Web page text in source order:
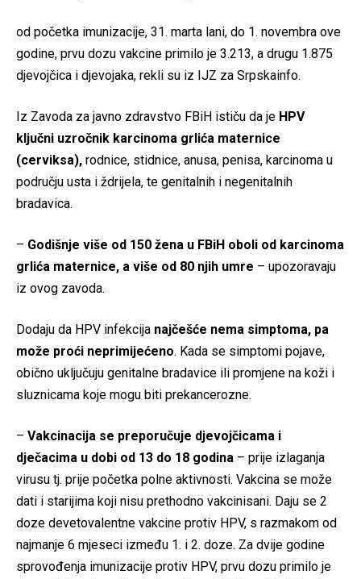
od početka imunizacije, 31. marta lani, do 1. novembra ove
godine, prvu dozu vakcine primilo je 3.213, a drugu 1.875
djevojčica i djevojaka, rekli su iz IJZ za Srpskainfo.
Iz Zavoda za javno zdravstvo FBiH ističu da je HPV
ključni uzročnik karcinoma grlića maternice
(cerviksa), rodnice, stidnice, anusa, penisa, karcinoma u
području usta i ždrijela, te genitalnih i negenitalnih
bradavica.
– Godišnje više od 150 žena u FBiH oboli od karcinoma
grlića maternice, a više od 80 njih umre – upozoravaju
iz ovog zavoda.
Dodaju da HPV infekcija najčešće nema simptoma, pa
može proći neprimijećeno. Kada se simptomi pojave,
obično uključuju genitalne bradavice ili promjene na koži i
sluznicama koje mogu biti prekancerozne.
– Vakcinacija se preporučuje djevojčicama i
dječacima u dobi od 13 do 18 godina – prije izlaganja
virusu tj. prije početka polne aktivnosti. Vakcina se može
dati i starijima koji nisu prethodno vakcinisani. Daju se 2
doze devetovalentne vakcine protiv HPV, s razmakom od
najmanje 6 mjeseci između 1. i 2. doze. Za dvije godine
sprovođenja imunizacije protiv HPV, prvu dozu primilo je